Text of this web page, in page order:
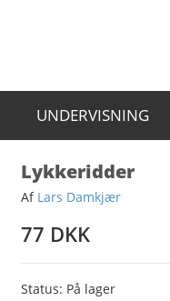
UNDERVISNING
Lykkeridder
Af Lars Damkjær
77 DKK
Status: På lager